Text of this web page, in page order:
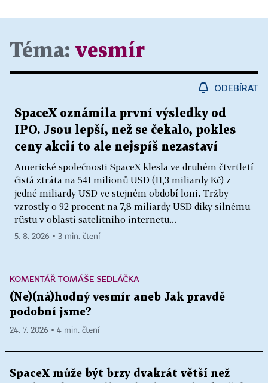
Téma: vesmír
ODEBÍRAT
SpaceX oznámila první výsledky od
IPO. Jsou lepší, než se čekalo, pokles
ceny akcií to ale nejspíš nezastaví
Americké společnosti SpaceX klesla ve druhém čtvrtletí
čistá ztráta na 541 milionů USD (11,3 miliardy Kč) z
jedné miliardy USD ve stejném období loni. Tržby
vzrostly o 92 procent na 7,8 miliardy USD díky silnému
růstu v oblasti satelitního internetu...
5. 8. 2026 ▪ 3 min. čtení
KOMENTÁŘ TOMÁŠE SEDLÁČKA
(Ne)(ná)hodný vesmír aneb Jak pravdě
podobní jsme?
24. 7. 2026 ▪ 4 min. čtení
SpaceX může být brzy dvakrát větší než